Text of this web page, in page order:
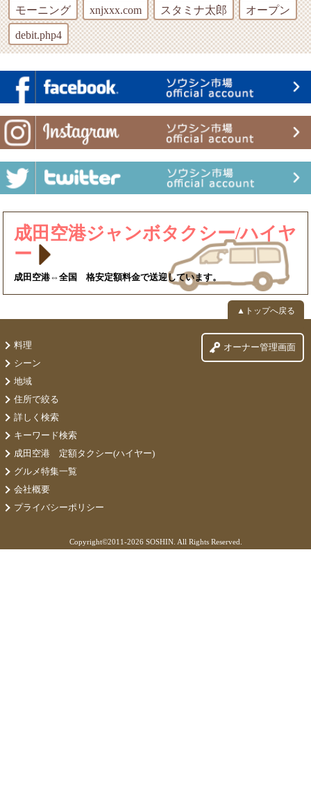
モーニング xnjxxx.com スタミナ太郎 オープン
debit.php4
成田空港ジャンボタクシー/ハイヤ
ー
成田空港⇔全国 格安定額料金で送迎しています。
▲トップへ戻る
料理
シーン
地域
住所で絞る
詳しく検索
キーワード検索
成田空港 定額タクシー(ハイヤー)
グルメ特集一覧
会社概要
プライバシーポリシー
オーナー管理画面
Copyright©2011-2026 SOSHIN. All Rights Reserved.